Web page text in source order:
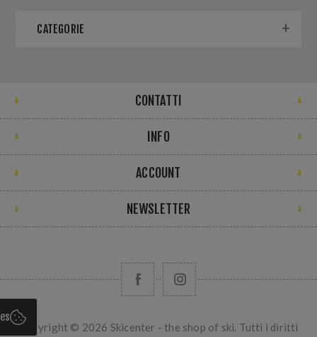
CATEGORIE
CONTATTI
INFO
ACCOUNT
NEWSLETTER
Copyright © 2026 Skicenter - the shop of ski. Tutti i diritti